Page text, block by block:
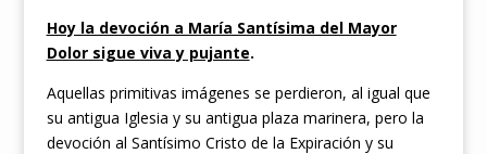
Hoy la devoción a María Santísima del Mayor
Dolor sigue viva y pujante.
Aquellas primitivas imágenes se perdieron, al igual que
su antigua Iglesia y su antigua plaza marinera, pero la
devoción al Santísimo Cristo de la Expiración y su